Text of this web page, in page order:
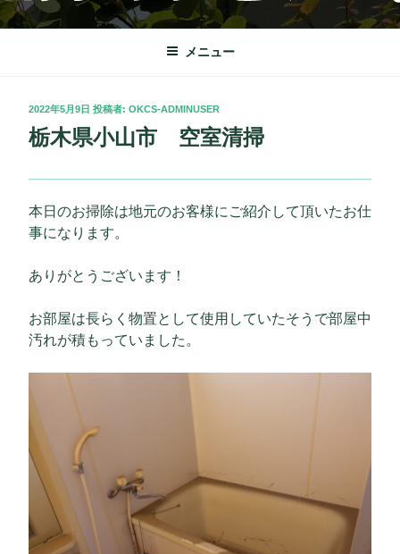
コ
ン
ン
OKクリーンサービス
栃木市を中心に理想の快適な暮らしをサポート致します。
メニュー
投
稿
日:
2022年5月9日 投稿者: OKCS-ADMINUSER
栃木県小山市 空室清掃
本日のお掃除は地元のお客様にご紹介して頂いたお仕
事になります。
ありがとうございます！
お部屋は長らく物置として使用していたそうで部屋中
汚れが積もっていました。